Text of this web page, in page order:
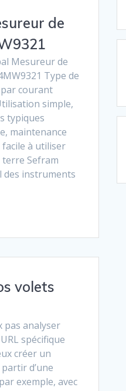
de
Mesureur de
Type de
courant
simple,
typiques
maintenance
à utiliser
Sefram
des instruments
volets
pas analyser
spécifique
créer un
d’une
exemple, avec